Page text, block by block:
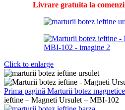
Livrare gratuita la
Click to enlarge
Prima pagină Marturii botez magnetice
ieftine – Magneti Ursulet – MBI-102